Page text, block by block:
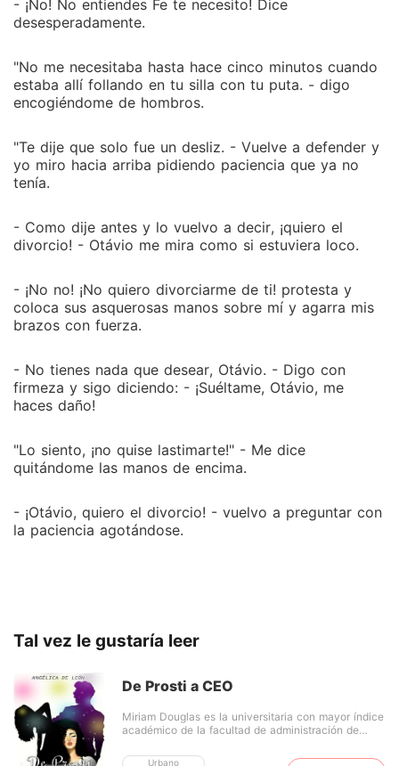
- ¡No! No entiendes Fe te necesito! Dice
desesperadamente.
"No me necesitaba hasta hace cinco minutos cuando
estaba allí follando en tu silla con tu puta. - digo
encogiéndome de hombros.
"Te dije que solo fue un desliz. - Vuelve a defender y
yo miro hacia arriba pidiendo paciencia que ya no
tenía.
- Como dije antes y lo vuelvo a decir, ¡quiero el
divorcio! - Otávio me mira como si estuviera loco.
- ¡No no! ¡No quiero divorciarme de ti! protesta y
coloca sus asquerosas manos sobre mí y agarra mis
brazos con fuerza.
- No tienes nada que desear, Otávio. - Digo con
firmeza y sigo diciendo: - ¡Suéltame, Otávio, me
haces daño!
"Lo siento, ¡no quise lastimarte!" - Me dice
quitándome las manos de encima.
- ¡Otávio, quiero el divorcio! - vuelvo a preguntar con
la paciencia agotándose.
Tal vez le gustaría leer
De Prosti a CEO
Urbano
Miriam Douglas es la universitaria con mayor índice
académico de la facultad de administración de
admiradas por todos sus compañeros. Nadie podría